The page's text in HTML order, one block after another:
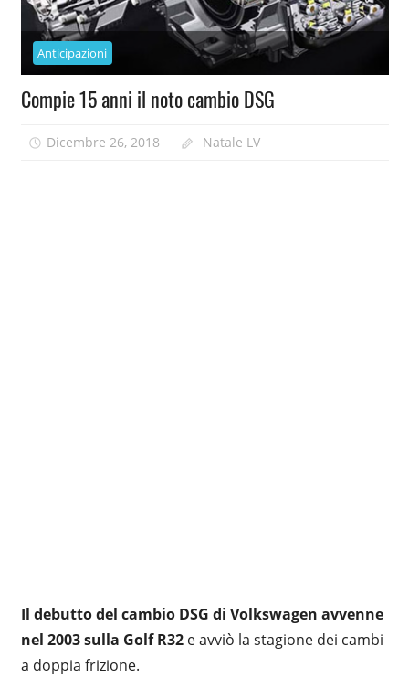
Anticipazioni
Compie 15 anni il noto cambio DSG
Dicembre 26, 2018 Natale LV
Il debutto del cambio DSG di Volkswagen avvenne
nel 2003 sulla Golf R32e avviò la stagione dei cambi
a doppia frizione.